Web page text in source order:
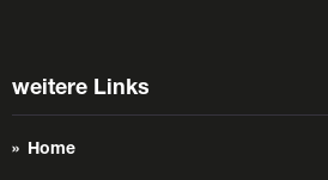
weitere Links
Home